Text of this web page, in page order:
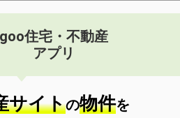
goo住宅・不動産
アプリ
サイトの物件を